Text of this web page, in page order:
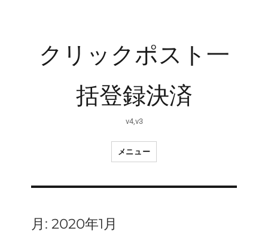
クリックポスト一
括登録決済
v4,v3
メニュー
月: 2020年1月